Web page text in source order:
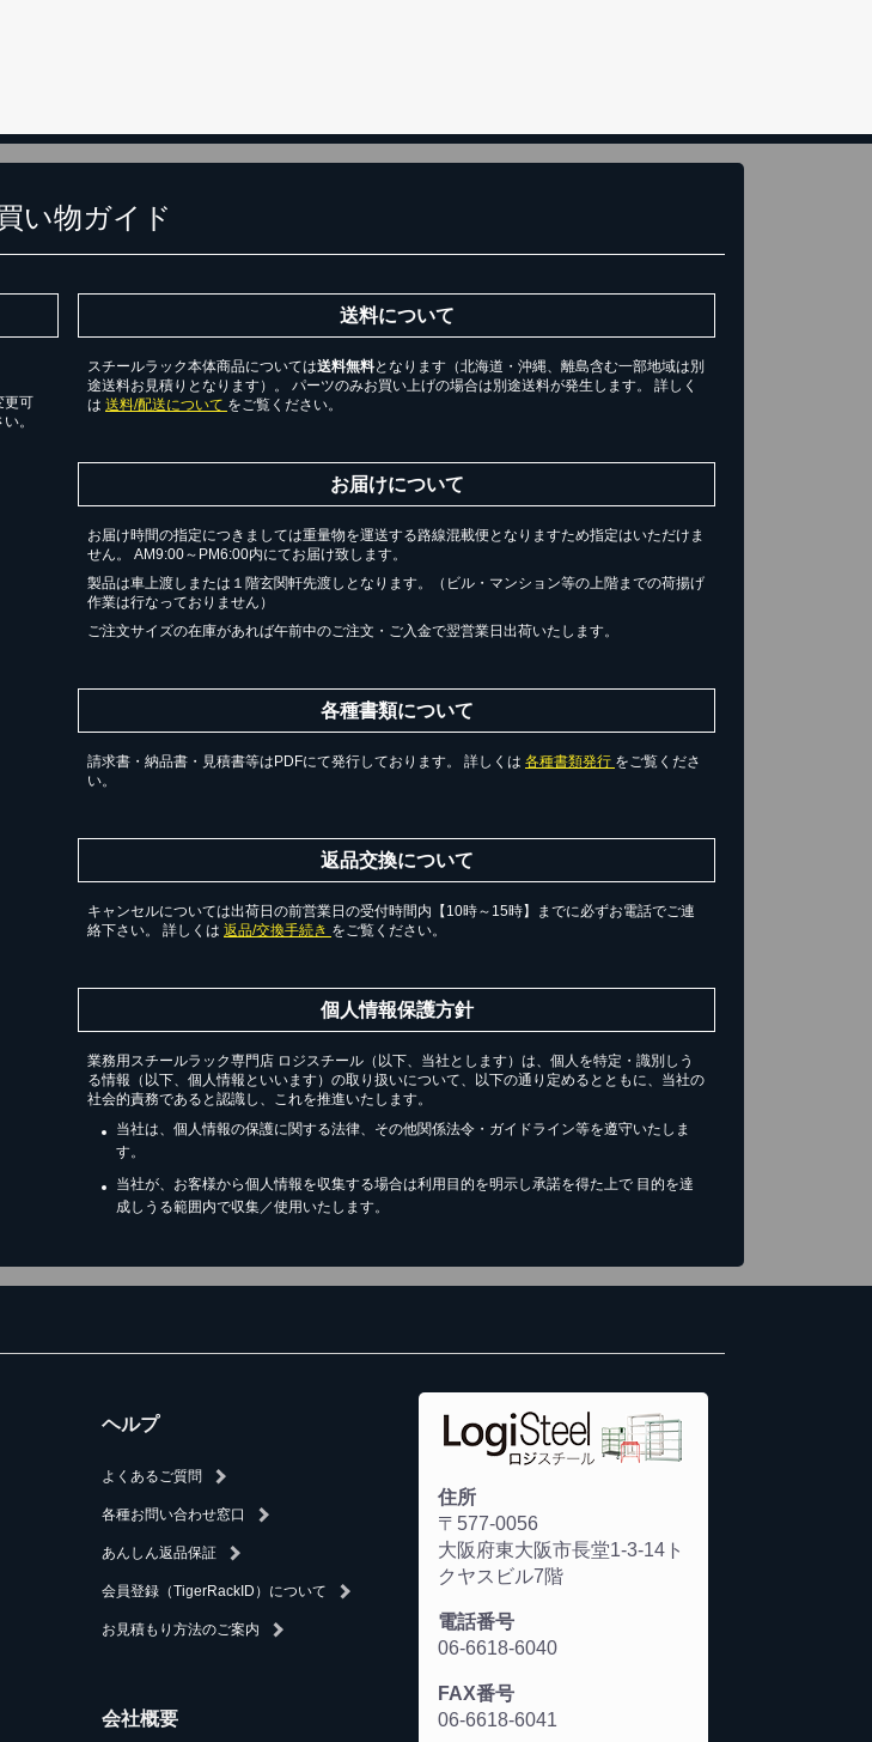
い物ガイド
更可
。
送料について
スチールラック本体商品については送料無料となります（北海道・沖縄、離島含む一部地域は別
途送料お見積りとなります）。 パーツのみお買い上げの場合は別途送料が発生します。 詳しく
は 送料/配送について をご覧ください。
お届けについて
お届け時間の指定につきましては重量物を運送する路線混載便となりますため指定はいただけま
せん。 AM9:00～PM6:00内にてお届け致します。
製品は車上渡しまたは１階玄関軒先渡しとなります。（ビル・マンション等の上階までの荷揚げ
作業は行なっておりません）
ご注文サイズの在庫があれば午前中のご注文・ご入金で翌営業日出荷いたします。
各種書類について
請求書・納品書・見積書等はPDFにて発行しております。 詳しくは 各種書類発行 をご覧くださ
い。
返品交換について
キャンセルについては出荷日の前営業日の受付時間内【10時～15時】までに必ずお電話でご連
絡下さい。 詳しくは 返品/交換手続き をご覧ください。
個人情報保護方針
業務用スチールラック専門店 ロジスチール（以下、当社とします）は、個人を特定・識別しう
る情報（以下、個人情報といいます）の取り扱いについて、以下の通り定めるとともに、当社の
社会的責務であると認識し、これを推進いたします。
当社は、個人情報の保護に関する法律、その他関係法令・ガイドライン等を遵守いたしま
す。
当社が、お客様から個人情報を収集する場合は利用目的を明示し承諾を得た上で 目的を達
成しうる範囲内で収集／使用いたします。
ヘルプ
よくあるご質問
各種お問い合わせ窓口
あんしん返品保証
会員登録（TigerRackID）について
お見積もり方法のご案内
会社概要
住所
〒577-0056
大阪府東大阪市長堂1-3-14ト
クヤスビル7階
電話番号
06-6618-6040
FAX番号
06-6618-6041